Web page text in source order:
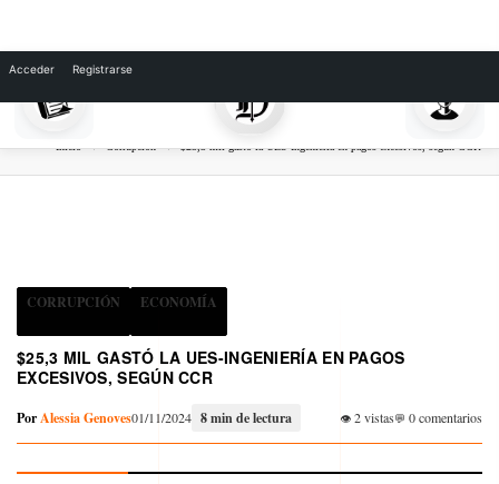
Inicio Corrupción $25,3 mil gastó la UES-Ingeniería en pagos excesivos, según CCR
CORRUPCIÓN ECONOMÍA
$25,3 MIL GASTÓ LA UES-INGENIERÍA EN PAGOS
EXCESIVOS, SEGÚN CCR
PorAlessia Genoves01/11/2024 8 min de lectura 2 vistas 0 comentarios
Acceder Registrarse